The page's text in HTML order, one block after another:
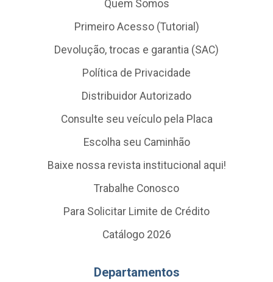
Quem Somos
Primeiro Acesso (Tutorial)
Devolução, trocas e garantia (SAC)
Política de Privacidade
Distribuidor Autorizado
Consulte seu veículo pela Placa
Escolha seu Caminhão
Baixe nossa revista institucional aqui!
Trabalhe Conosco
Para Solicitar Limite de Crédito
Catálogo 2026
Departamentos